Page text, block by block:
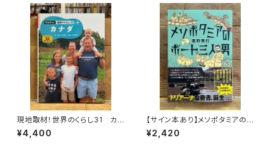
現地取材！世界のくらし31 カナ
ダ
¥4,400
【サイン本あり】メソポタミアの
ボート三人男
¥2,420